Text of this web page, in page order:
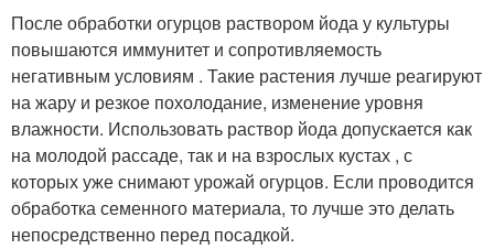
После обработки огурцов раствором йода у культуры
повышаются иммунитет и сопротивляемость
негативным условиям . Такие растения лучше реагируют
на жару и резкое похолодание, изменение уровня
влажности. Использовать раствор йода допускается как
на молодой рассаде, так и на взрослых кустах , с
которых уже снимают урожай огурцов. Если проводится
обработка семенного материала, то лучше это делать
непосредственно перед посадкой.